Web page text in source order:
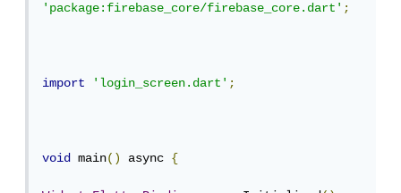
'package:firebase_core/firebase_core.dart';
import 'login_screen.dart';
void main() async {